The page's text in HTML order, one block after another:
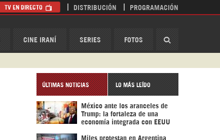
CINE IRANÍ SERIES FOTOS
TV EN DIRECTO DISTRIBUCIÓN PROGRAMACIÓN
ÚLTIMAS NOTICIAS LO MÁS LEÍDO
México ante los aranceles de
Trump: la fortaleza de una
economía integrada con EEUU
Miles protestan en Argentina